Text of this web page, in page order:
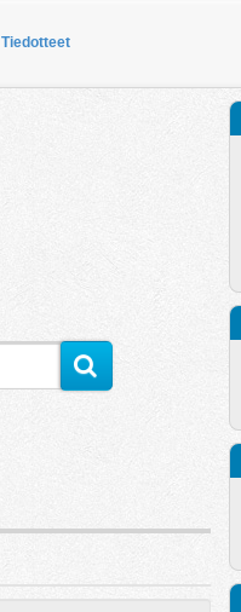
Tiedotteet